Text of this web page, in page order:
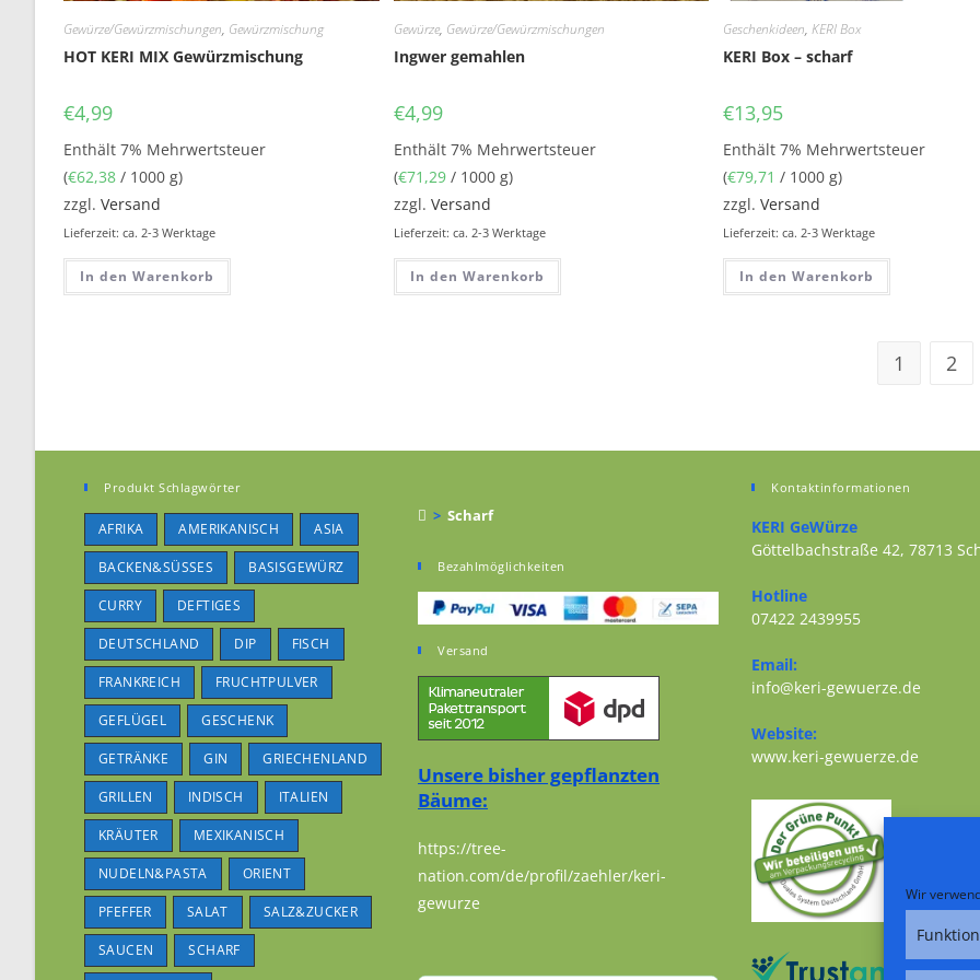
Wir
Gewürze/Gewürzmischungen, Gewürzmischung
HOT KERI MIX Gewürzmischung
€4,99
Enthält 7% Mehrwertsteuer
(€62,38 / 1000 g)
zzgl.Versand
Lieferzeit: ca. 2-3 Werktage
In den Warenkorb
Gewürze, Gewürze/Gewürzmischungen
Ingwer gemahlen
€4,99
Enthält 7% Mehrwertsteuer
(€71,29/ 1000 g)
zzgl. Versand
Lieferzeit: ca. 2-3 Werktage
In den Warenkorb
Geschenkideen, KERI Box
KERI Box – scharf
€13,95
Enthält 7% Mehrwertsteuer
(€79,71 / 1000 g)
zzgl. Versand
Lieferzeit: ca. 2-3 Werktage
In den Warenkorb
1 2
Produkt Schlagwörter
AFRIKA AMERIKANISCH ASIA
BACKEN&SÜSSES BASISGEWÜRZ
CURRY DEFTIGES
DEUTSCHLAND DIP FISCH
FRANKREICH FRUCHTPULVER
GEFLÜGEL GESCHENK
GETRÄNKE GIN GRIECHENLAND
GRILLEN INDISCH ITALIEN
KRÄUTER MEXIKANISCH
NUDELN&PASTA ORIENT
PFEFFER SALAT SALZ&ZUCKER
SAUCEN SCHARF
> Scharf
Bezahlmöglichkeiten
Versand
Unsere bisher gepflanzten
Bäume:
https://tree-
nation.com/de/profil/zaehler/keri-
gewurze
Kontaktinformationen
KERI GeWürze
Göttelbachstraße 42, 78713
Hotline
07422 2439955
Email:
info@keri-gewuerze.de
Website:
www.keri-gewuerze.de